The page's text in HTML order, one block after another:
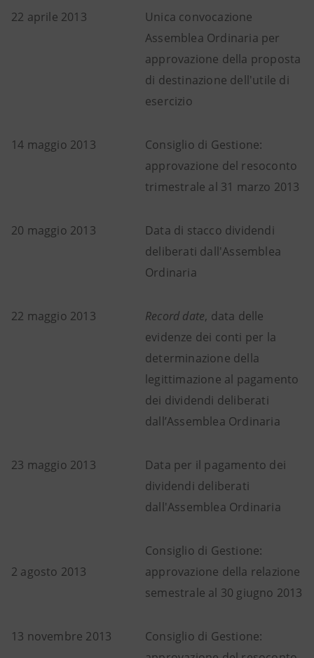
22 aprile 2013
Unica convocazione
Assemblea Ordinaria per
approvazione della proposta
di destinazione dell'utile di
esercizio
14 maggio 2013
Consiglio di Gestione:
approvazione del resoconto
trimestrale al 31 marzo 2013
20 maggio 2013
Data di stacco dividendi
deliberati dall'Assemblea
Ordinaria
22 maggio 2013 Record date, data delle
evidenze dei conti per la
determinazione della
legittimazione al pagamento
dei dividendi deliberati
dall’Assemblea Ordinaria
23 maggio 2013
Data per il pagamento dei
dividendi deliberati
dall'Assemblea Ordinaria
2 agosto 2013
Consiglio di Gestione:
approvazione della relazione
semestrale al 30 giugno 2013
13 novembre 2013
Consiglio di Gestione: